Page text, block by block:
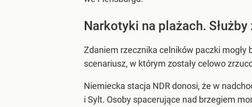
Narkotyki na plażach. Służby
Zdaniem rzecznika celników paczki
scenariusz, w którym zostały celowo
Niemiecka stacja NDR donosi, że w
i Sylt. Osoby spacerujące nad brzegiem